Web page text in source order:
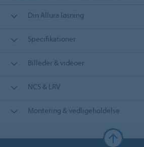
Din Allura løsning
Specifikationer
Billeder & videoer
NCS & LRV
Montering & vedligeholdelse